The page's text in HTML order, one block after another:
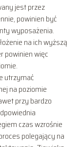
jest przez
powinien być
wyposażenia.
na ich wyższą
powinien więc
utrzymać
na poziomie
przy bardzo
czas wzrośnie
polegający na